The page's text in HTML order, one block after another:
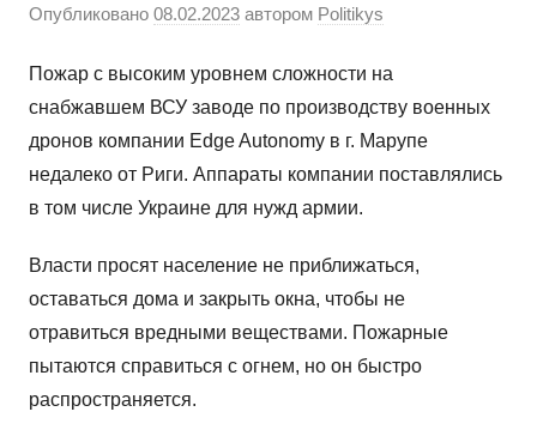
Опубликовано 08.02.2023 автором Politikys
Пожар с высоким уровнем сложности на
снабжавшем ВСУ заводе по производству военных
дронов компании Edge Autonomy в г. Марупе
недалеко от Риги. Аппараты компании поставлялись
в том числе Украине для нужд армии.
Власти просят население не приближаться,
оставаться дома и закрыть окна, чтобы не
отравиться вредными веществами. Пожарные
пытаются справиться с огнем, но он быстро
распространяется.